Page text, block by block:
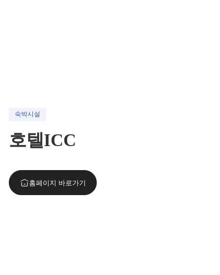
숙박시설
호텔ICC
홈페이지 바로가기